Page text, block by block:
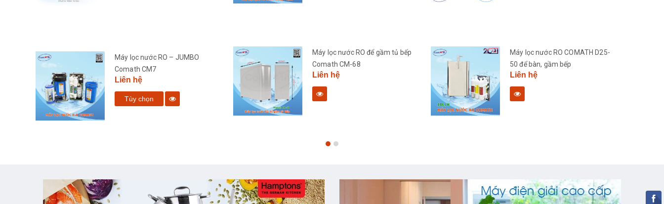
Máy lọc nước RO – JUMBO
Comath CM7
Liên hệ
Tùy chọn
Máy lọc nước RO để gầm tủ bếp
Comath CM-68
Liên hệ
Máy lọc nước RO COMATH D25-
50 để bàn, gầm bếp
Liên hệ